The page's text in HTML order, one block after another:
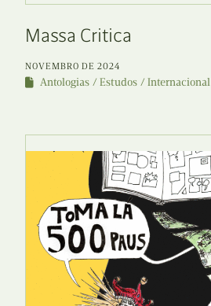
Massa Critica
NOVEMBRO DE 2024
Antologias Estudos Internacional